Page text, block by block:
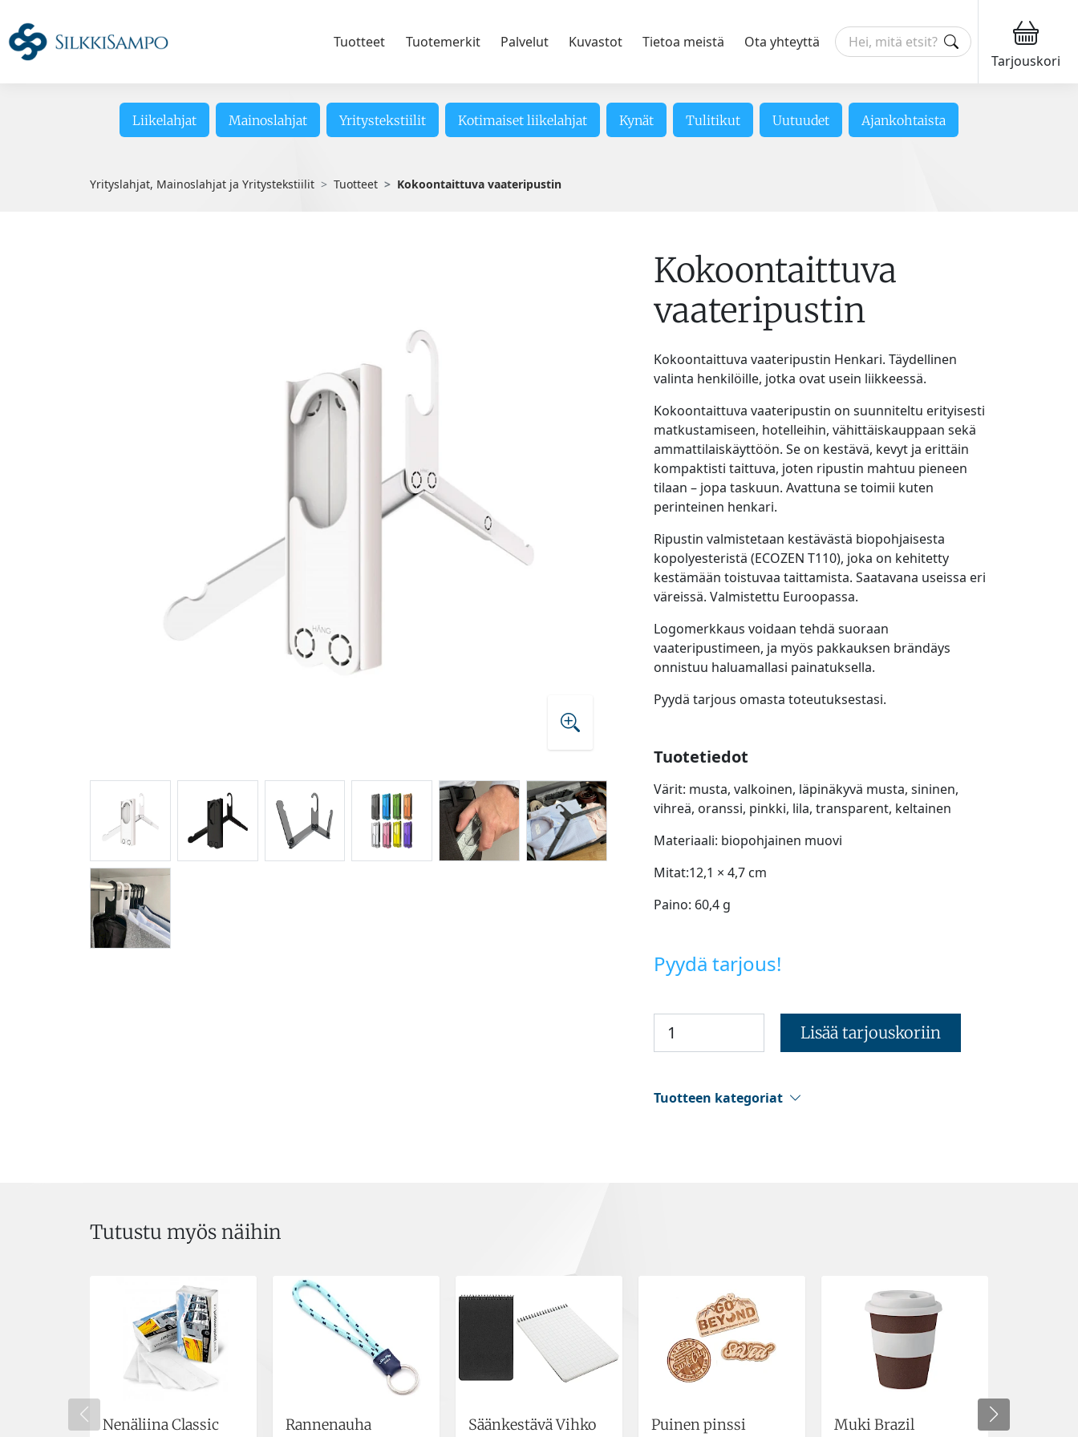
Tuotteet Tuotemerkit Palvelut Kuvastot Tietoa meistä
Ota yhteyttä
Tarjouskori
Liikelahjat Mainoslahjat Yritystekstiilit Kotimaiset liikelahjat Kynät Tulitikut Uutuudet Ajankohtaista
Yrityslahjat, Mainoslahjat ja Yritystekstiilit Tuotteet Kokoontaittuva vaateripustin
Kokoontaittuva
vaateripustin
Kokoontaittuva vaateripustin Henkari. Täydellinen
valinta henkilöille, jotka ovat usein liikkeessä.
Kokoontaittuva vaateripustin on suunniteltu erityisesti
matkustamiseen, hotelleihin, vähittäiskauppaan sekä
ammattilaiskäyttöön. Se on kestävä, kevyt ja erittäin
kompaktisti taittuva, joten ripustin mahtuu pieneen
tilaan – jopa taskuun. Avattuna se toimii kuten
perinteinen henkari.
Ripustin valmistetaan kestävästä biopohjaisesta
kopolyesteristä (ECOZEN T110), joka on kehitetty
kestämään toistuvaa taittamista. Saatavana useissa eri
väreissä. Valmistettu Euroopassa.
Logomerkkaus voidaan tehdä suoraan
vaateripustimeen, ja myös pakkauksen brändäys
onnistuu haluamallasi painatuksella.
Pyydä tarjous omasta toteutuksestasi.
Tuotetiedot
Värit: musta, valkoinen, läpinäkyvä musta, sininen,
vihreä, oranssi, pinkki, lila, transparent, keltainen
Materiaali: biopohjainen muovi
Mitat:12,1 × 4,7 cm
Paino: 60,4 g
Pyydä tarjous!
Lisää tarjouskoriin
Tuotteen kategoriat
Tutustu myös näihin
Nenäliina Classic
Rannenauha
Säänkestävä Vihko
Puinen pinssi
Muki Brazil